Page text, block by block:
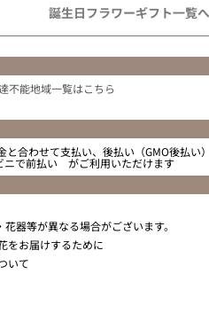
誕生日フラワーギフト一覧へ
不能地域一覧はこちら
合わせて支払い、後払い（GMO後払い）
ニで前払い がご利用いただけます
器等が異なる場合がございます。
をお届けするために
いて